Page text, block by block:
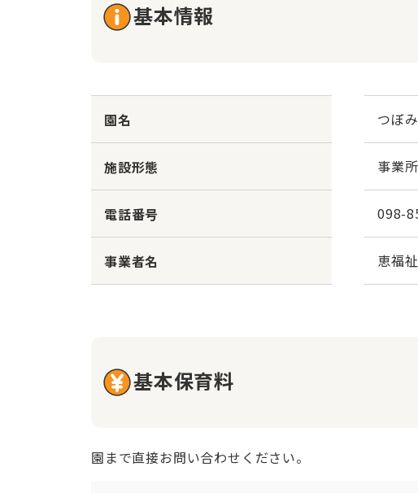
基本情報
園名 つぼ
施設形態 事業
電話番号 098-
事業者名 恵福
基本保育料
園まで直接お問い合わせください。